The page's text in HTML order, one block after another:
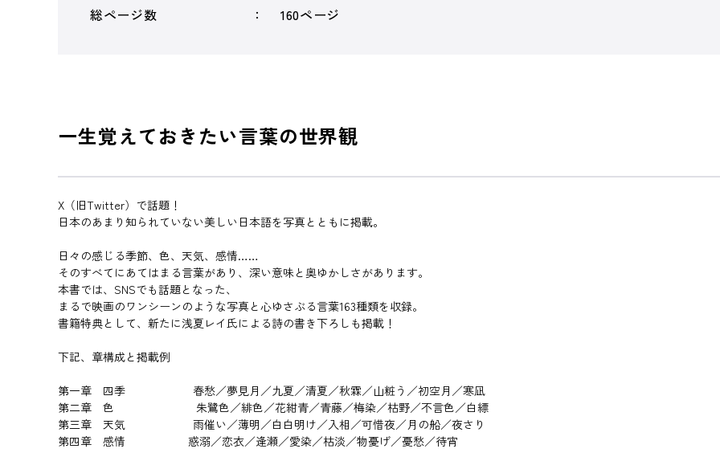
総ページ数
160ページ
一生覚えておきたい言葉の世界観
X（旧Twitter）で話題！
日本のあまり知られていない美しい日本語を写真とともに掲載。
日々の感じる季節、色、天気、感情……
そのすべてにあてはまる言葉があり、深い意味と奥ゆかしさがあります。
本書では、SNSでも話題となった、
まるで映画のワンシーンのような写真と心ゆさぶる言葉163種類を収録。
書籍特典として、新たに浅夏レイ氏による詩の書き下ろしも掲載！
下記、章構成と掲載例
第一章 四季 春愁／夢見月／九夏／清夏／秋霖／山粧う／初空月／寒凪
第二章 色 朱鷺色／緋色／花紺青／青藤／梅染／枯野／不言色／白縹
第三章 天気 雨催い／薄明／白白明け／入相／可惜夜／月の船／夜さり
第四章 感情 惑溺／恋衣／逢瀬／愛染／枯淡／物憂げ／憂愁／待宵